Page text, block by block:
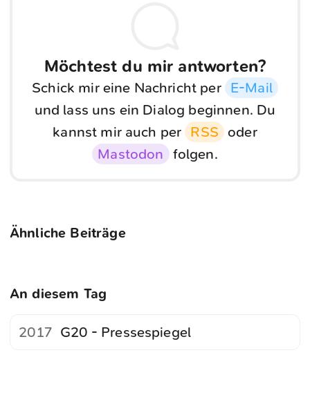
Möchtest du mir antworten?
Schick mir eine Nachricht per E-Mail
und lass uns ein Dialog beginnen. Du
kannst mir auch per RSS oder
Mastodon folgen.
Ähnliche Beiträge
An diesem Tag
2017 G20 - Pressespiegel